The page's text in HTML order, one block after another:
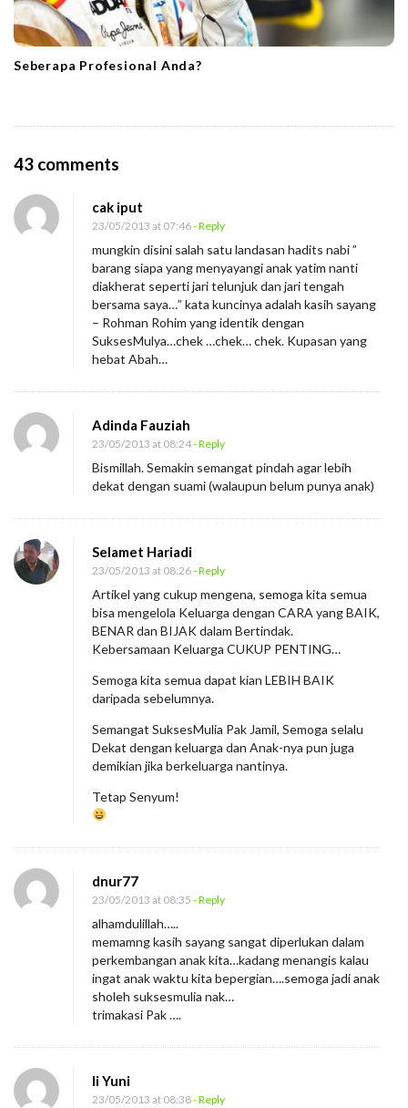
Seberapa Profesional Anda?
43 comments
L
R
cak iput
23/05/2013 at 07:46- Reply
mungkin disini salah satu landasan hadits nabi ”
barang siapa yang menyayangi anak yatim nanti
diakherat seperti jari telunjuk dan jari tengah
bersama saya…” kata kuncinya adalah kasih sayang
– Rohman Rohim yang identik dengan
SuksesMulya…chek …chek… chek. Kupasan yang
hebat Abah…
Adinda Fauziah
23/05/2013 at 08:24- Reply
Bismillah. Semakin semangat pindah agar lebih
dekat dengan suami (walaupun belum punya anak)
Selamet Hariadi
23/05/2013 at 08:26- Reply
Artikel yang cukup mengena, semoga kita semua
bisa mengelola Keluarga dengan CARA yang BAIK,
BENAR dan BIJAK dalam Bertindak.
Kebersamaan Keluarga CUKUP PENTING…
Semoga kita semua dapat kian LEBIH BAIK
daripada sebelumnya.
Semangat SuksesMulia Pak Jamil, Semoga selalu
Dekat dengan keluarga dan Anak-nya pun juga
demikian jika berkeluarga nantinya.
Tetap Senyum!
dnur77
23/05/2013 at 08:35 - Reply
alhamdulillah…..
memamng kasih sayang sangat diperlukan dalam
perkembangan anak kita…kadang menangis kalau
ingat anak waktu kita bepergian….semoga jadi anak
sholeh suksesmulia nak…
trimakasi Pak ….
Ii Yuni
23/05/2013 at 08:38- Reply